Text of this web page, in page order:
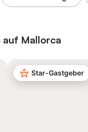
Mallorca
Star-Gastgeber